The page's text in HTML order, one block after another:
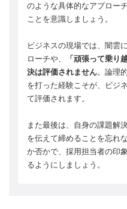
のような具体的なアプロー
ことを意識しましょう。
ビジネスの現場では、闇雲
ローチや、
「頑張って乗り
決は評価されません。論理
を打った経験こそが、ビジ
て評価されます。
また最後は、自身の課題解
を伝えて締めることを忘れ
か否かで、採用担当者の印
るようにしましょう。